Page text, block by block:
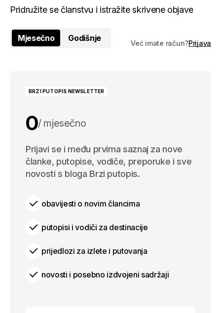
Pridružite se članstvu i istražite skrivene objave
Mjesečno Godišnje
Već imate račun?Prijava
BRZI PUTOPIS NEWSLETTER
0 mjesečno
0 godišnje
Prijavi se i među prvima saznaj za nove
članke, putopise, vodiče, preporuke i sve
novosti s bloga Brzi putopis.
obavijesti o novim člancima
putopisi i vodiči za destinacije
prijedlozi za izlete i putovanja
novosti i posebno izdvojeni sadržaji